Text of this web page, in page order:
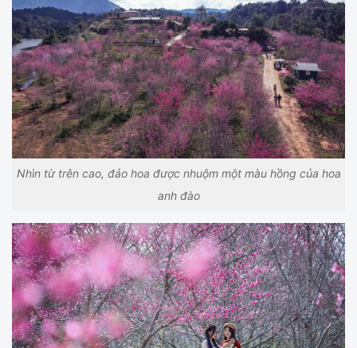
Nhìn từ trên cao, đảo hoa được nhuộm một màu hồng của hoa
anh đào